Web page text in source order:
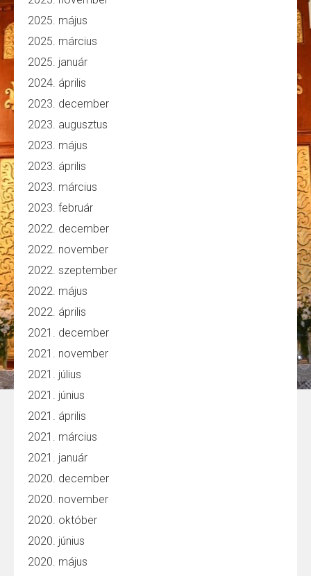
2025. május
2025. március
2025. január
2024. április
2023. december
2023. augusztus
2023. május
2023. április
2023. március
2023. február
2022. december
2022. november
2022. szeptember
2022. május
2022. április
2021. december
2021. november
2021. július
2021. június
2021. április
2021. március
2021. január
2020. december
2020. november
2020. október
2020. június
2020. május